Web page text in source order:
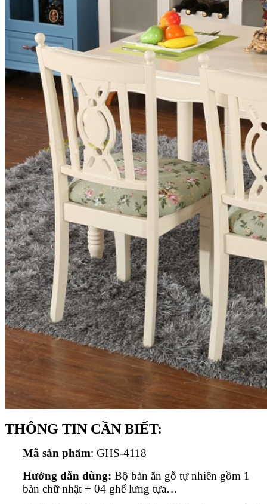
THÔNG TIN CẦN BIẾT:
Mã sản phẩm: GHS-4118
Hướng dẫn dùng: Bộ bàn ăn gỗ tự nhiên gồm 1
bàn chữ nhật + 04 ghế lưng tựa…